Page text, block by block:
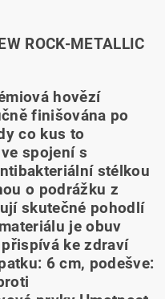
ROCK-METALLIC
hovězí
finišována po
co kus to
spojení s
stélkou
o podrážku z
skutečné pohodlí
je obuv
ke zdraví
6 cm, podešve: